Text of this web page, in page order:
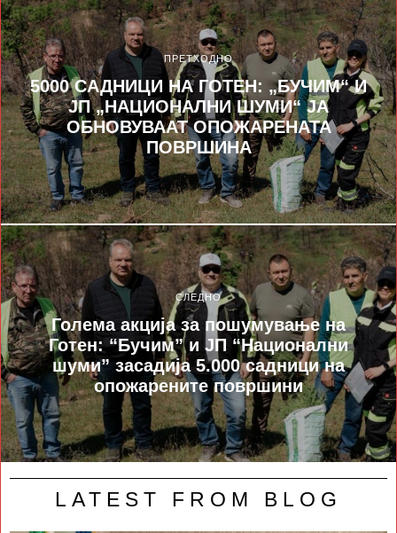
ПРЕТХОДНО
5000 САДНИЦИ НА ГОТЕН: „БУЧИМ“ И
ЈП „НАЦИОНАЛНИ ШУМИ“ ЈА
ОБНОВУВААТ ОПОЖАРЕНАТА
ПОВРШИНА
СЛЕДНО
Голема акција за пошумување на
Готен: “Бучим” и ЈП “Национални
шуми” засадија 5.000 садници на
опожарените површини
LATEST FROM BLOG